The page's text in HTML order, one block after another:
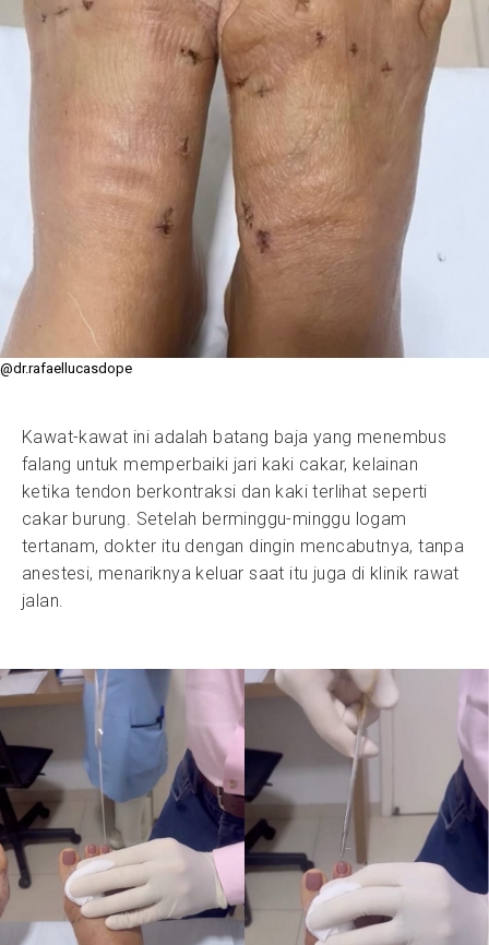
@dr.rafaellucasdope
Kawat-kawat ini adalah batang baja yang menembus
falang untuk memperbaiki jari kaki cakar, kelainan
ketika tendon berkontraksi dan kaki terlihat seperti
cakar burung. Setelah berminggu-minggu logam
tertanam, dokter itu dengan dingin mencabutnya, tanpa
anestesi, menariknya keluar saat itu juga di klinik rawat
jalan.